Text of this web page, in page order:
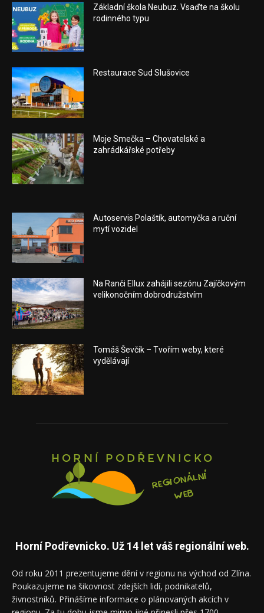
Základní škola Neubuz. Vsaďte na školu
rodinného typu
Restaurace Sud Slušovice
Moje Smečka – Chovatelské a
zahrádkářské potřeby
Autoservis Polaštík, automyčka a ruční
mytí vozidel
Na Ranči Ellux zahájili sezónu Zajíčkovým
velikonočním dobrodružstvím
Tomáš Ševčík – Tvořím weby, které
vydělávají
Horní Podřevnicko. Už 14 let váš regionální web.
Od roku 2011 prezentujeme dění v regionu na východ od Zlína.
Poukazujeme na šikovnost zdejších lidí, podnikatelů,
živnostníků. Přinášíme informace o plánovaných akcích v